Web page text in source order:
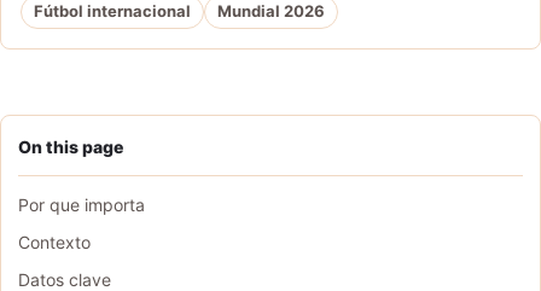
On this page
Por que importa
Contexto
Datos clave
Fútbol internacional Mundial 2026